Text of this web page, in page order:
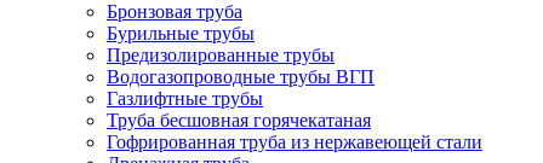
Бронзовая труба
Бурильные трубы
Предизолированные трубы
Водогазопроводные трубы ВГП
Газлифтные трубы
Труба бесшовная горячекатаная
Гофрированная труба из нержавеющей стали